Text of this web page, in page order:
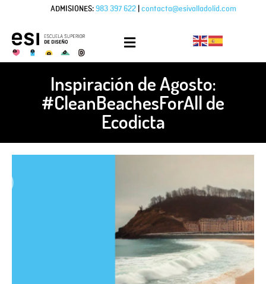
ADMISIONES: 983 397 622 contacta@esivalladolid.com
Inspiración de Agosto:
#CleanBeachesForAll de
Ecodicta